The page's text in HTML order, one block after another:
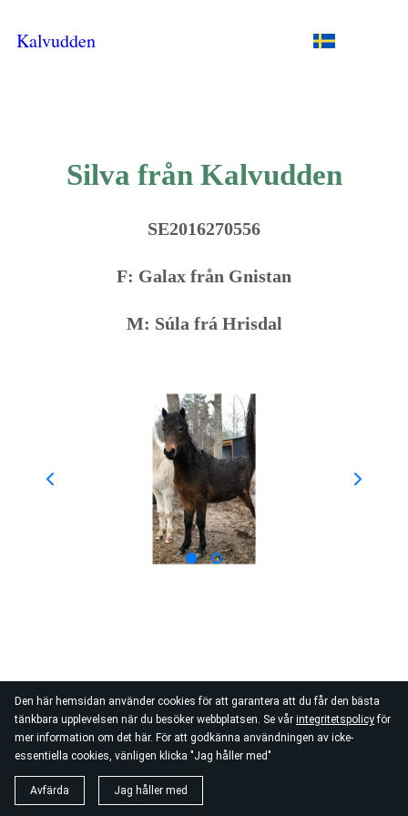
Den här hemsidan använder cookies för att garantera att du får den bästa
tänkbara upplevelsen när du besöker webbplatsen. Se vår integritetspolicyför
mer information om det här. För att godkänna användningen av icke-
essentiella cookies, vänligen klicka "Jag håller med"
Avfärda Jag håller med
Kalvudden
Silva från Kalvudden
SE2016270556
F: Galax från Gnistan
M: Súla frá Hrisdal